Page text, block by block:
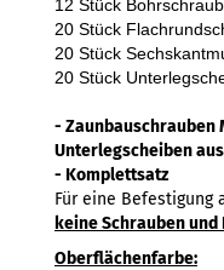
12 Stück
20 Stück
20 Stück
20 Stück
- Zaunbauschrauben
Unterlegscheiben
- Komplettsatz
Für eine Befestigung
keine Schrauben und
Oberflächenfarbe: